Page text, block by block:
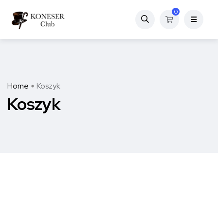
0
Home Koszyk
Koszyk